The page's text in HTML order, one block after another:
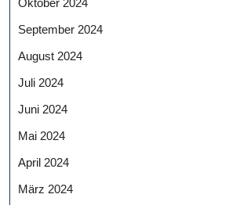
Oktober 2024
September 2024
August 2024
Juli 2024
Juni 2024
Mai 2024
April 2024
März 2024